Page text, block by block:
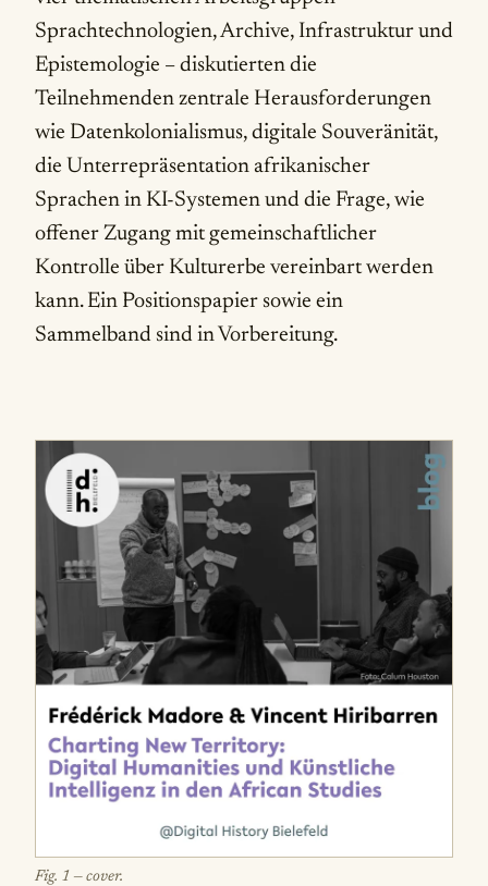
Sprachtechnologien, Archive, Infrastruktur und
Epistemologie – diskutierten die
Teilnehmenden zentrale Herausforderungen
wie Datenkolonialismus, digitale Souveränität,
die Unterrepräsentation afrikanischer
Sprachen in KI-Systemen und die Frage, wie
offener Zugang mit gemeinschaftlicher
Kontrolle über Kulturerbe vereinbart werden
kann. Ein Positionspapier sowie ein
Sammelband sind in Vorbereitung.
Fig. 1 — cover.